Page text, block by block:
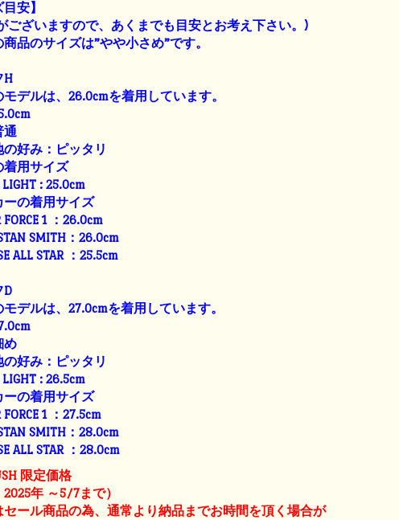
目安】
ございますので、あくまでも目安とお考え下さい。)
品のサイズは”やや小さめ”です。
H
デルは、26.0cmを着用しています。
通
の好み：ピッタリ
着用サイズ
LIGHT : 25.0cm
ーの着用サイズ
FORCE 1 ：26.0cm
SMITH：26.0cm
ALL STAR ：25.5cm
D
デルは、27.0cmを着用しています。
め
の好み：ピッタリ
LIGHT : 26.5cm
ーの着用サイズ
FORCE 1 ：27.5cm
SMITH：28.0cm
ALL STAR ：28.0cm
限定価格
2025年 ～5/7まで）
セール商品の為、通常より納品までお時間を頂く場合が